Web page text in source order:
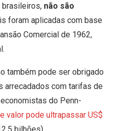
brasileiros, não são
foram aplicadas com base
Comercial de 1962,
também pode ser obrigado
arrecadados com tarifas de
do Penn-
valor pode ultrapassar US$